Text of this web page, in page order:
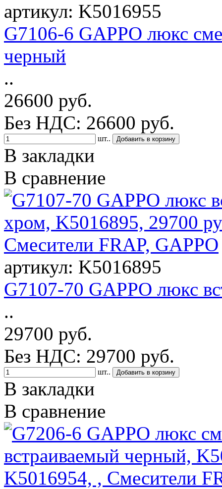
артикул: K5016955
G7106-6 GAPPO люкс
черный
..
26600 руб.
Без НДС: 26600 руб.
шт..
В закладки
В сравнение
артикул: K5016895
G7107-70 GAPPO люкс
..
29700 руб.
Без НДС: 29700 руб.
шт..
В закладки
В сравнение